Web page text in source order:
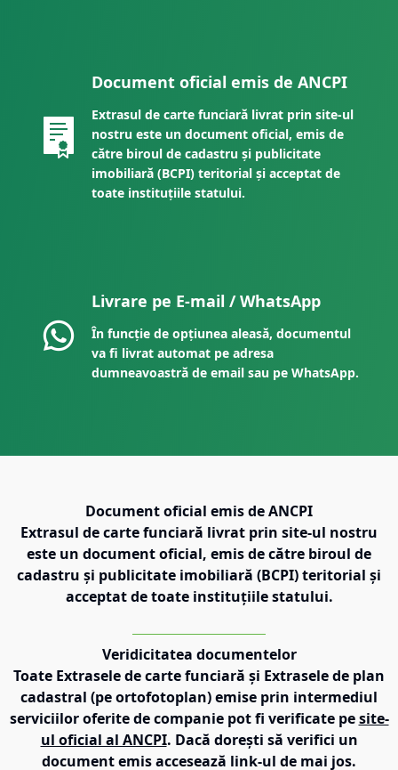
Document oficial emis de ANCPI
Extrasul de carte funciară livrat prin site-ul
nostru este un document oficial, emis de
către biroul de cadastru și publicitate
imobiliară (BCPI) teritorial și acceptat de
toate instituțiile statului.
Livrare pe E-mail / WhatsApp
În funcție de opțiunea aleasă, documentul
va fi livrat automat pe adresa
dumneavoastră de email sau pe WhatsApp.
Document oficial emis de ANCPI
Extrasul de carte funciară livrat prin site-ul nostru
este un document oficial, emis de către biroul de
cadastru și publicitate imobiliară (BCPI) teritorial și
acceptat de toate instituțiile statului.
Veridicitatea documentelor
Toate Extrasele de carte funciară și Extrasele de plan
cadastral (pe ortofotoplan) emise prin intermediul
serviciilor oferite de companie pot fi verificate pe site-
ul oficial al ANCPI. Dacă dorești să verifici un
document emis accesează link-ul de mai jos.